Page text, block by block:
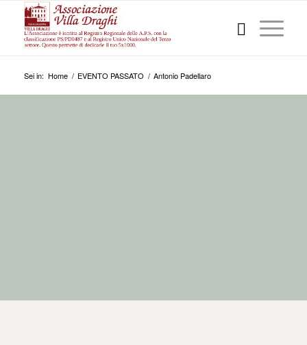
Sei in: Home / EVENTO PASSATO / Antonio Padellaro